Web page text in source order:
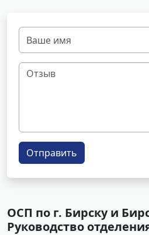
Отправить
ОСП по г. Бирску и
Руководство